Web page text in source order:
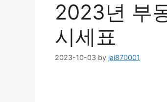
2023년 부
시세표
2023-10-03 by jai870001